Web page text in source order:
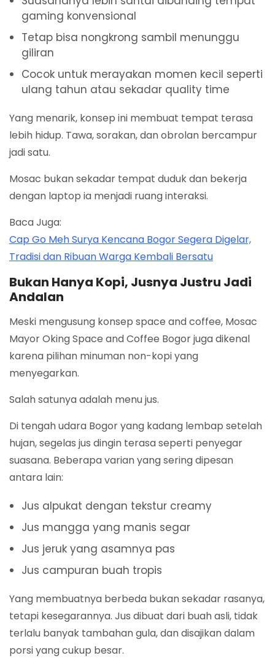
gaming konvensional
Tetap bisa nongkrong sambil menunggu
giliran
Cocok untuk merayakan momen kecil seperti
ulang tahun atau sekadar quality time
Yang menarik, konsep ini membuat tempat terasa
lebih hidup. Tawa, sorakan, dan obrolan bercampur
jadi satu.
Mosac bukan sekadar tempat duduk dan bekerja
dengan laptop ia menjadi ruang interaksi.
Baca Juga:
Cap Go Meh Surya Kencana Bogor Segera Digelar,
Tradisi dan Ribuan Warga Kembali Bersatu
Bukan Hanya Kopi, Jusnya Justru Jadi
Andalan
Meski mengusung konsep space and coffee, Mosac
Mayor Oking Space and Coffee Bogor juga dikenal
karena pilihan minuman non-kopi yang
menyegarkan.
Salah satunya adalah menu jus.
Di tengah udara Bogor yang kadang lembap setelah
hujan, segelas jus dingin terasa seperti penyegar
suasana. Beberapa varian yang sering dipesan
antara lain:
Jus alpukat dengan tekstur creamy
Jus mangga yang manis segar
Jus jeruk yang asamnya pas
Jus campuran buah tropis
Yang membuatnya berbeda bukan sekadar rasanya,
tetapi kesegarannya. Jus dibuat dari buah asli, tidak
terlalu banyak tambahan gula, dan disajikan dalam
porsi yang cukup besar.